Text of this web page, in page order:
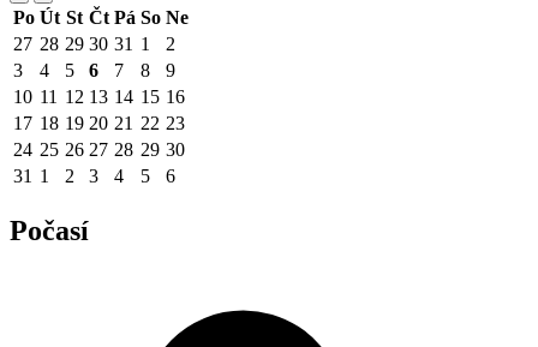
Po Út St Čt Pá So Ne
27 28 29 30 31 1
2
3
4 5 6 7 8
9
10 11 12 13 14 15 16
17 18 19 20 21 22 23
24 25 26 27 28 29 30
31 1 2 3 4 5 6
Počasí